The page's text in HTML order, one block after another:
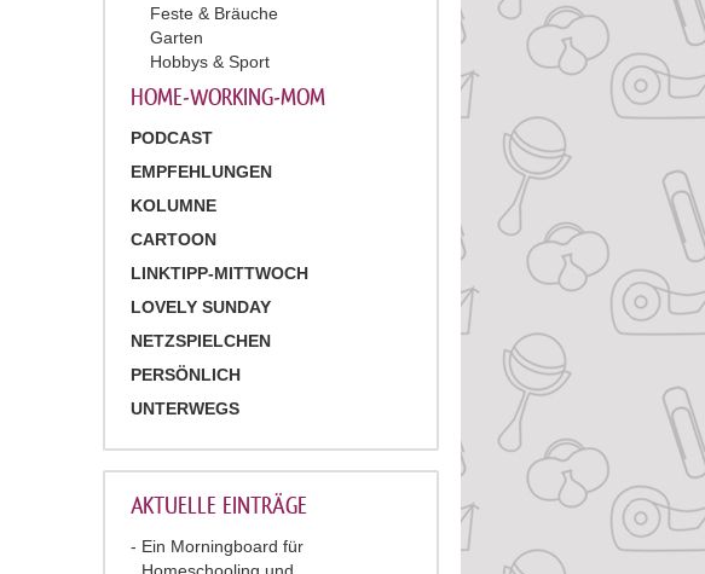
Feste & Bräuche
Garten
Hobbys & Sport
HOME-WORKING-MOM
PODCAST
EMPFEHLUNGEN
KOLUMNE
CARTOON
LINKTIPP-MITTWOCH
LOVELY SUNDAY
NETZSPIELCHEN
PERSÖNLICH
UNTERWEGS
AKTUELLE EINTRÄGE
Ein Morningboard für